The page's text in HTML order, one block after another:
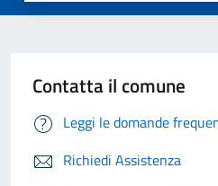
Contatta il comune
Leggi le domande
Richiedi Assistenza